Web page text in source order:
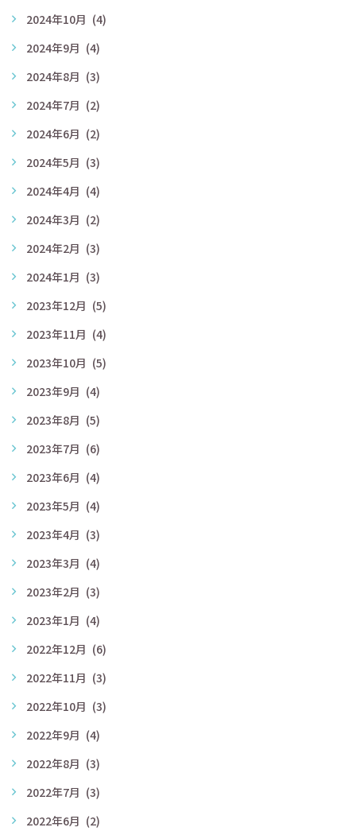
2024年10月 (4)
2024年9月 (4)
2024年8月 (3)
2024年7月 (2)
2024年6月 (2)
2024年5月 (3)
2024年4月 (4)
2024年3月 (2)
2024年2月 (3)
2024年1月 (3)
2023年12月 (5)
2023年11月 (4)
2023年10月 (5)
2023年9月 (4)
2023年8月 (5)
2023年7月 (6)
2023年6月 (4)
2023年5月 (4)
2023年4月 (3)
2023年3月 (4)
2023年2月 (3)
2023年1月 (4)
2022年12月 (6)
2022年11月 (3)
2022年10月 (3)
2022年9月 (4)
2022年8月 (3)
2022年7月 (3)
2022年6月 (2)